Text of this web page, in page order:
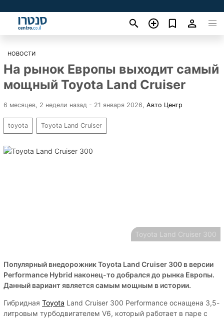
НОВОСТИ
На рынок Европы выходит самый
мощный Toyota Land Cruiser
6 месяцев, 2 недели назад - 21 января 2026 Авто Центр
toyota Toyota Land Cruiser
Toyota Land Cruiser 300
Популярный внедорожник Toyota Land Cruiser 300 в версии
Performance Hybrid наконец-то добрался до рынка Европы.
Данный вариант является самым мощным в истории.
Гибридная Toyota Land Cruiser 300 Performance оснащена 3,5-
литровым турбодвигателем V6, который работает в паре с